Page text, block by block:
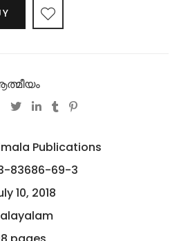
Publications
83686-69-3
10, 2018